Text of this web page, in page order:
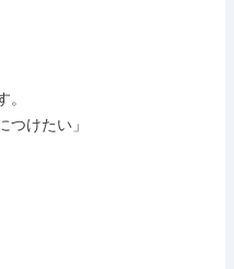
つけたい」